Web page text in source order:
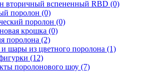
вторичный вспененный RBD (0)
поролон (0)
поролон (0)
крошка (0)
поролона (2)
шары из цветного поролона (1)
(12)
поролонового шоу (7)